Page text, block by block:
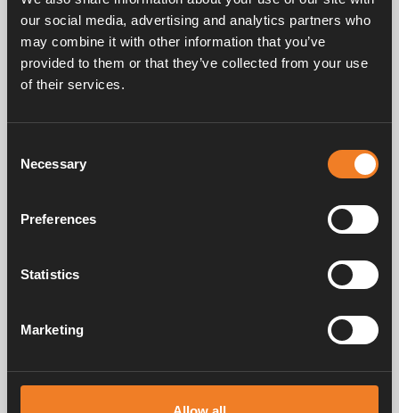
our social media, advertising and analytics partners who
may combine it with other information that you’ve
provided to them or that they’ve collected from your use
of their services.
Selection
Necessary
Preferences
Statistics
Marketing
Frågor & svar
Manualer & dokument